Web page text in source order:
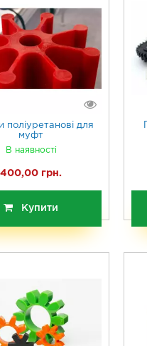
поліуретанові для
муфт
В наявності
400,00 грн.
Купити